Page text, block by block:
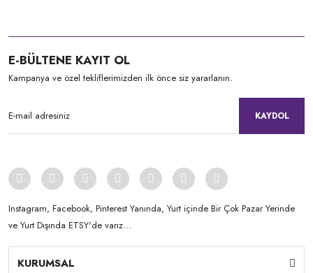
E-BÜLTENE KAYIT OL
Kampanya ve özel tekliflerimizden ilk önce siz yararlanın.
KAYDOL
Instagram, Facebook, Pinterest Yanında, Yurt içinde Bir Çok Pazar Yerinde
ve Yurt Dışında ETSY'de varız...
KURUMSAL